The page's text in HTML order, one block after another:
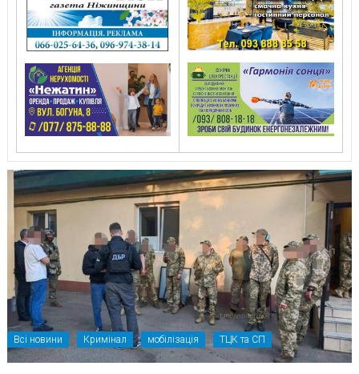
Всі новини Кримінал мобілізація ТЦК та СП